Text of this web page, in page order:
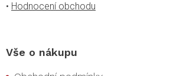
• Hodnocení obchodu
Vše o nákupu